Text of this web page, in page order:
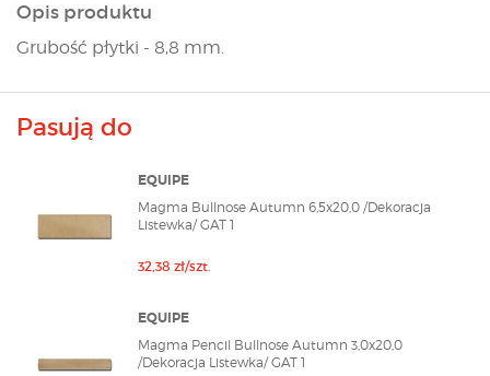
Opis produktu
Grubość płytki - 8,8 mm.
Pasują do
EQUIPE
Magma Bullnose Autumn 6,5x20,0 /Dekoracja
Listewka/ GAT 1
32,38 zł/szt.
EQUIPE
Magma Pencil Bullnose Autumn 3,0x20,0
/Dekoracja Listewka/ GAT 1